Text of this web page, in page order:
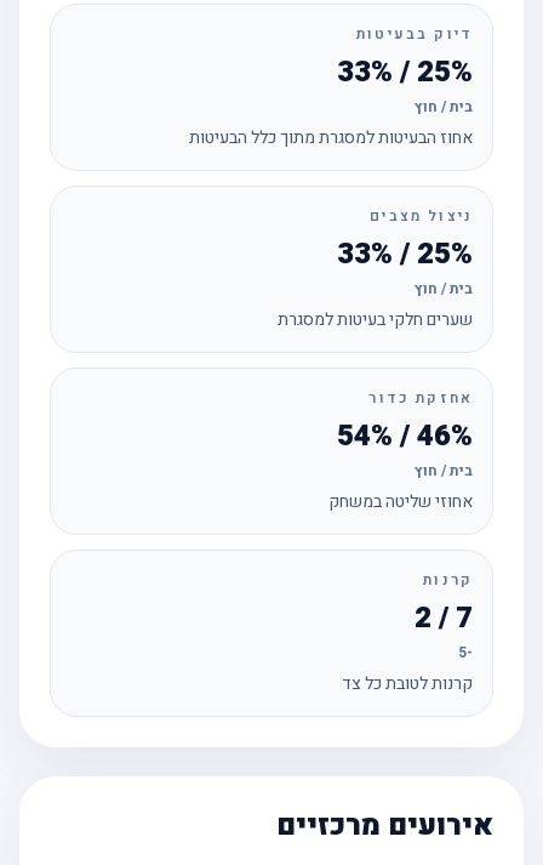
דיוק בבעיטות
25% / 33%
בית / חוץ
אחוז הבעיטות למסגרת מתוך כלל הבעיטות
ניצול מצבים
25% / 33%
בית / חוץ
שערים חלקי בעיטות למסגרת
אחזקת כדור
46% / 54%
בית / חוץ
אחוזי שליטה במשחק
קרנות
קרנות לטובת כל צד
אירועים מרכזיים